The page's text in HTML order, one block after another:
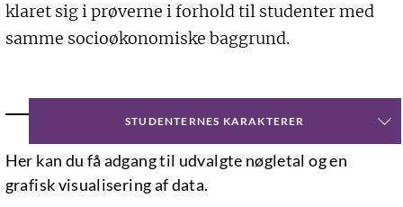
klaret sig i prøverne i forhold til studenter med
samme socioøkonomiske baggrund.
NØGLETAL
Her kan du få adgang til udvalgte nøgletal og en
grafisk visualisering af data.
STUDENTERNES KARAKTERER